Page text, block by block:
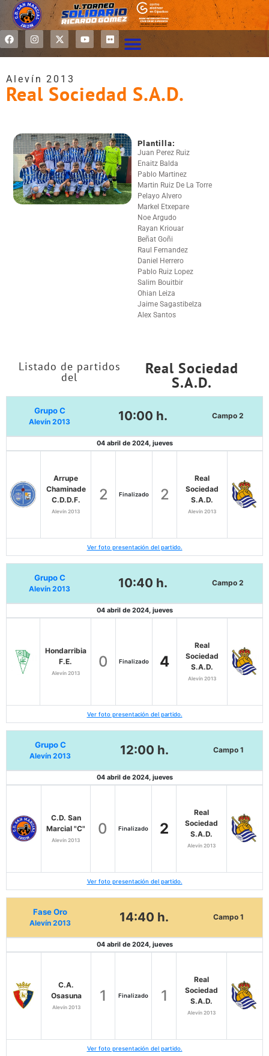
Alevín 2013
Real Sociedad S.A.D.
Plantilla:
Juan Perez Ruiz
Enaitz Balda
Pablo Martinez
Martin Ruiz De La Torre
Pelayo Alvero
Markel Etxepare
Noe Argudo
Rayan Kriouar
Beñat Goñi
Raul Fernandez
Daniel Herrero
Pablo Ruiz Lopez
Salim Bouitbir
Ohian Leiza
Jaime Sagastibelza
Alex Santos
Listado de partidos
del Real Sociedad
S.A.D.
Grupo C
Alevín 2013 10:00 h. Campo 2
04 abril de 2024, jueves
Arrupe
Chaminade
C.D.D.F.
Alevín 2013
2 Finalizado 2
Real
Sociedad
S.A.D.
Alevín 2013
Ver foto presentación del partido.
Grupo C
Alevín 2013 10:40 h. Campo 2
04 abril de 2024, jueves
Hondarribia
F.E.
Alevín 2013
0 Finalizado 4
Real
Sociedad
S.A.D.
Alevín 2013
Ver foto presentación del partido.
Grupo C
Alevín 2013 12:00 h. Campo 1
04 abril de 2024, jueves
C.D. San
Marcial "C"
Alevín 2013
0 Finalizado 2
Real
Sociedad
S.A.D.
Alevín 2013
Ver foto presentación del partido.
Fase Oro
Alevín 2013 14:40 h. Campo 1
04 abril de 2024, jueves
C.A.
Osasuna
Alevín 2013
1 Finalizado 1
Real
Sociedad
S.A.D.
Alevín 2013
Ver foto presentación del partido.